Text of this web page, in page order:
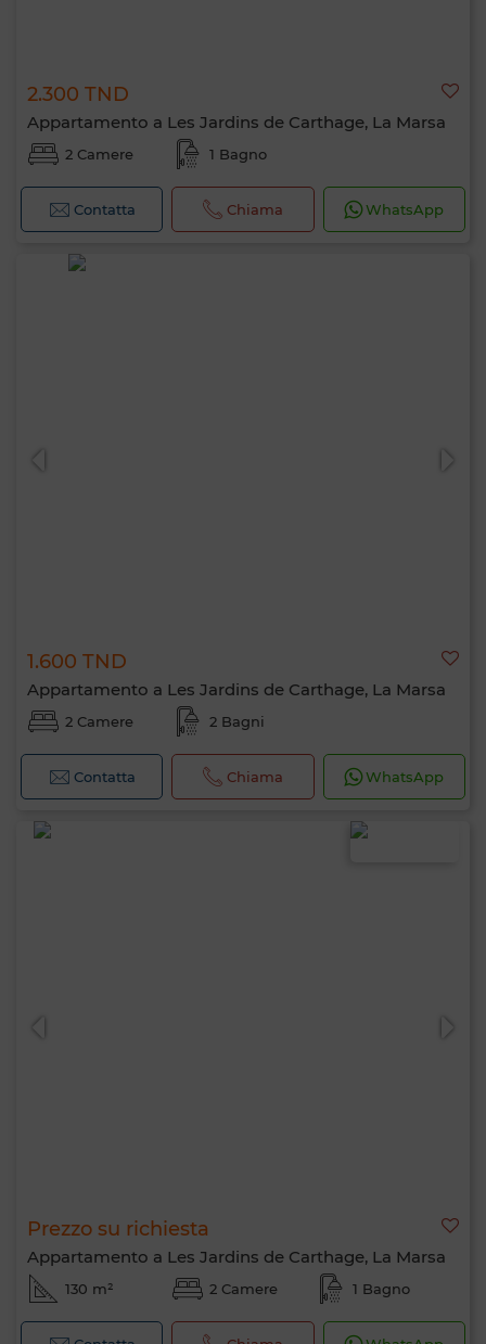
2.300 TND
Appartamento a Les Jardins de Carthage, La Marsa
2 Camere 1 Bagno
Contatta Chiama WhatsApp
1.600 TND
Appartamento a Les Jardins de Carthage, La Marsa
2 Camere 2 Bagni
Contatta Chiama WhatsApp
Prezzo su richiesta
Appartamento a Les Jardins de Carthage, La Marsa
130 m² 2 Camere 1 Bagno